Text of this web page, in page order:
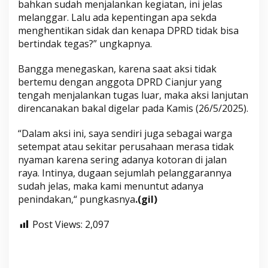
bahkan sudah menjalankan kegiatan, ini jelas
melanggar. Lalu ada kepentingan apa sekda
menghentikan sidak dan kenapa DPRD tidak bisa
bertindak tegas?” ungkapnya.
Bangga menegaskan, karena saat aksi tidak
bertemu dengan anggota DPRD Cianjur yang
tengah menjalankan tugas luar, maka aksi lanjutan
direncanakan bakal digelar pada Kamis (26/5/2025).
“Dalam aksi ini, saya sendiri juga sebagai warga
setempat atau sekitar perusahaan merasa tidak
nyaman karena sering adanya kotoran di jalan
raya. Intinya, dugaan sejumlah pelanggarannya
sudah jelas, maka kami menuntut adanya
penindakan,“ pungkasnya.(gil)
Post Views: 2,097